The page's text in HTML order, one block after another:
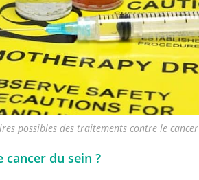
possibles des traitements contre le cancer
cancer du sein ?